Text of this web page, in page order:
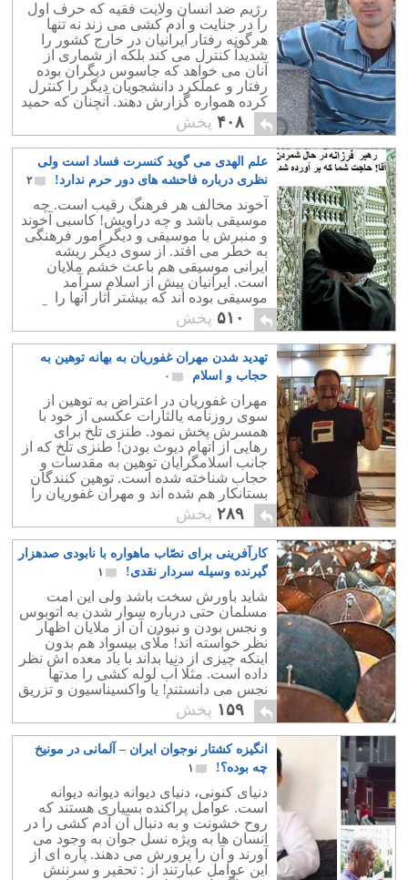
رژیم ضد انسان ولایت فقیه که حرف اول
را در جنایت و آدم کشی می زند نه تنها
هرگونه رفتار ایرانیان در خارج کشور را
شدیداً کنترل می کند بلکه از شماری از
آنان می خواهد که جاسوس دیگران بوده
رفتار و عملکرد دانشجویان دیگر را کنترل
کرده همواره گزارش دهند. آنچنان که حمید
بابائی به دلیل مخالفت به زندان می افتد.
۴۰۸ پخش
علم الهدی می گوید کنسرت فساد است ولی
نظری درباره فاحشه های دور حرم ندارد!
۲
آخوند مخالف هر فرهنگ رقیب است. چه
موسیقی باشد و چه دراویش! کاسبی آخوند
و منبرش با موسیقی و دیگر امور فرهنگی
به خطر می افتد. از سوی دیگر ریشه
ایرانی موسیقی هم باعث خشم ملایان
است. ایرانیان پیش از اسلام سرآمد
موسیقی بوده اند که بیشتر آثار آنها را
مسلمانان نابود کردند و فقط اندکی از آثار
باقیمانده است به همراه نام چند
موسیقیدان بزرگ. اگر نسل جوان بسمت
موسیقی کشیده شوند و روان خود را با
موسیقی پاک و ذلال بسازند دیگر چه دکانی
امامان می ماند؟!
۵۱۰ پخش
تهدید شدن مهران غفوریان به بهانه توهین به
حجاب و اسلام
۰
مهران غفوریان در اعتراض به توهین از
سوی روزنامه یالثارات عکسی از خود با
همسرش پخش نمود. طنزی تلخ برای
رهایی از اتهام دیوث بودن! طنزی تلخ که از
جانب اسلامگرایان توهین به مقدسات و
حجاب شناخته شده است. توهین کنندگان
بستانکار هم شده اند و مهران غفوریان را
نکوهش و تهدید نمودند که چرا اسلام و
حجاب را مسخره کرده است! آری توهین
به هنرمندان از سوی امام صادق ایرادی
ندارد ولی عکس زیر توهین به "اسلام عزیز
" و حجاب است!
۲۸۹ پخش
کارآفرینی برای نصّاب ماهواره با نابودی صدهزار
گیرنده وسیله سردار نقدی!
۱
شاید باورش سخت باشد ولی این امت
مسلمان حتی درباره سوار شدن به اتوبوس
و نجس بودن و نبودن آن از ملایان اظهار
نظر خواسته اند! ملّای بیسواد هم بدون
اینکه چیزی از دنیا بداند با باد معده اش نظر
داده است. مثلا آب لوله کشی را مدتها
نجس می دانستند! یا واکسیناسیون و تزریق
دارو . دادن حق رأی به زنان وسیله خمینی
یک خطر برای اسلام معرفی شد و افتضاح
15 خرداد را ببار آورد که امروز بعنوان مبدأ
انقلاب ننگین اسلامی شناخته می شود!
۱۵۹ پخش
انگیزه کشتار نوجوان ایران – آلمانی در مونیخ
چه بوده؟!
۱
دنیای کنونی، دنیای دیوانه دیوانه دیوانه
است. عوامل پراکنده بسیاری هستند که
روح خشونت و به دنبال آن آدم کشی را در
انسان ها به ویژه نسل جوان به وجود می
آورند و آن را پرورش می دهند. پاره ای از
این عوامل عبارتند از : تحقیر و سرننش